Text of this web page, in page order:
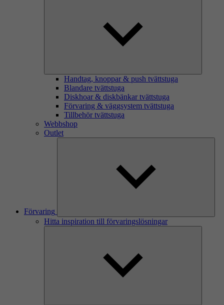
Handtag, knoppar & push tvättstuga
Blandare tvättstuga
Diskhoar & diskbänkar tvättstuga
Förvaring & väggsystem tvättstuga
Tillbehör tvättstuga
Webbshop
Outlet
Förvaring
Hitta inspiration till förvaringslösningar